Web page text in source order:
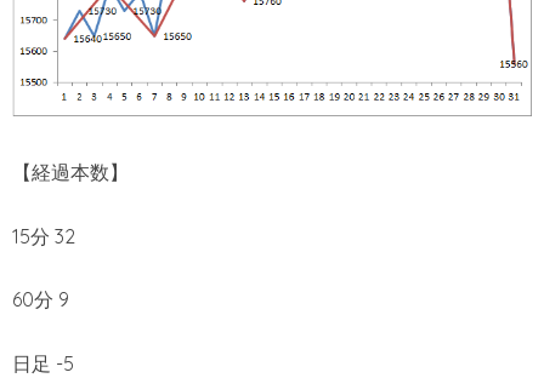
【経過本数】
15分 32
60分 9
日足 -5